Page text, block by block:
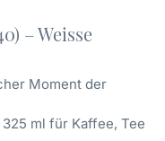
– Weisse
Moment der
325 ml für Kaffee, Tee